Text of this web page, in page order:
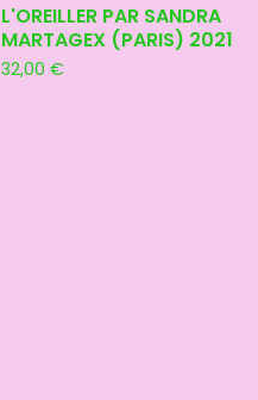
L'OREILLER PAR SANDRA
MARTAGEX (PARIS) 2021
32,00 €